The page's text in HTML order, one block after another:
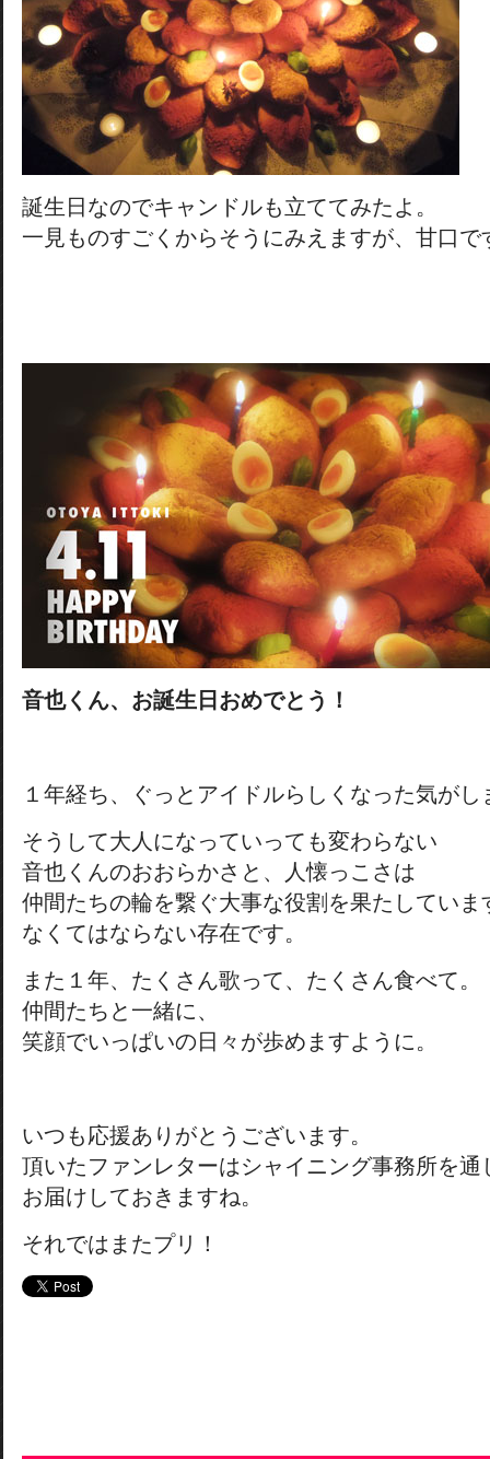
誕生日なのでキャンドルも立ててみたよ。
一見ものすごくからそうにみえますが、甘口で
音也くん、お誕生日おめでとう！
１年経ち、ぐっとアイドルらしくなった気がし
そうして大人になっていっても変わらない
音也くんのおおらかさと、人懐っこさは
仲間たちの輪を繋ぐ大事な役割を果たしていま
なくてはならない存在です。
また１年、たくさん歌って、たくさん食べて。
仲間たちと一緒に、
笑顔でいっぱいの日々が歩めますように。
いつも応援ありがとうございます。
頂いたファンレターはシャイニング事務所を通
お届けしておきますね。
それではまたプリ！